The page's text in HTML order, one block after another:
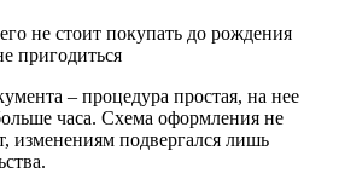
не стоит покупать до рождения
пригодиться
– процедура простая, на нее
часа. Схема оформления не
изменениям подвергался лишь